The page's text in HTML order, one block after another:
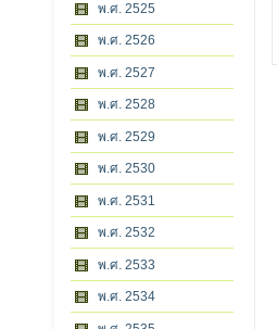
พ.ศ. 2525
พ.ศ. 2526
พ.ศ. 2527
พ.ศ. 2528
พ.ศ. 2529
พ.ศ. 2530
พ.ศ. 2531
พ.ศ. 2532
พ.ศ. 2533
พ.ศ. 2534